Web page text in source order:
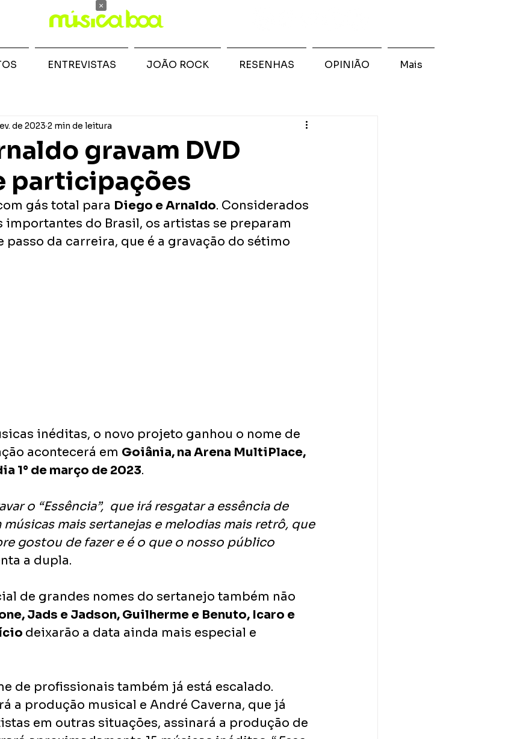
gravam DVD
participações
de 2023 2 min de leitura
gás total para Diego e Arnaldo. Considerados
importantes do Brasil, os artistas se preparam
passo da carreira, que é a gravação do sétimo
inéditas, o novo projeto ganhou o nome de
acontecerá em Goiânia, na Arena MultiPlace,
1° de março de 2023.
o “Essência”,  que irá resgatar a essência de
mais sertanejas e melodias mais retrô, que
gostou de fazer e é o que o nosso público
a dupla.
de grandes nomes do sertanejo também não
Jads e Jadson, Guilherme e Benuto, Icaro e
deixarão a data ainda mais especial e
de profissionais também já está escalado.
a produção musical e André Caverna, que já
em outras situações, assinará a produção de
ENTREVISTAS JOÃO ROCK RESENHAS OPINIÃO Mais
×